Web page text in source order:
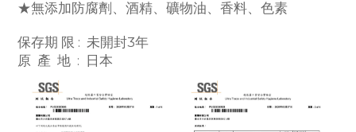
★無添加防腐劑、酒精、礦物油、 香料、色素
保存期 限 : 未開封3年
原 產 地 : 日本